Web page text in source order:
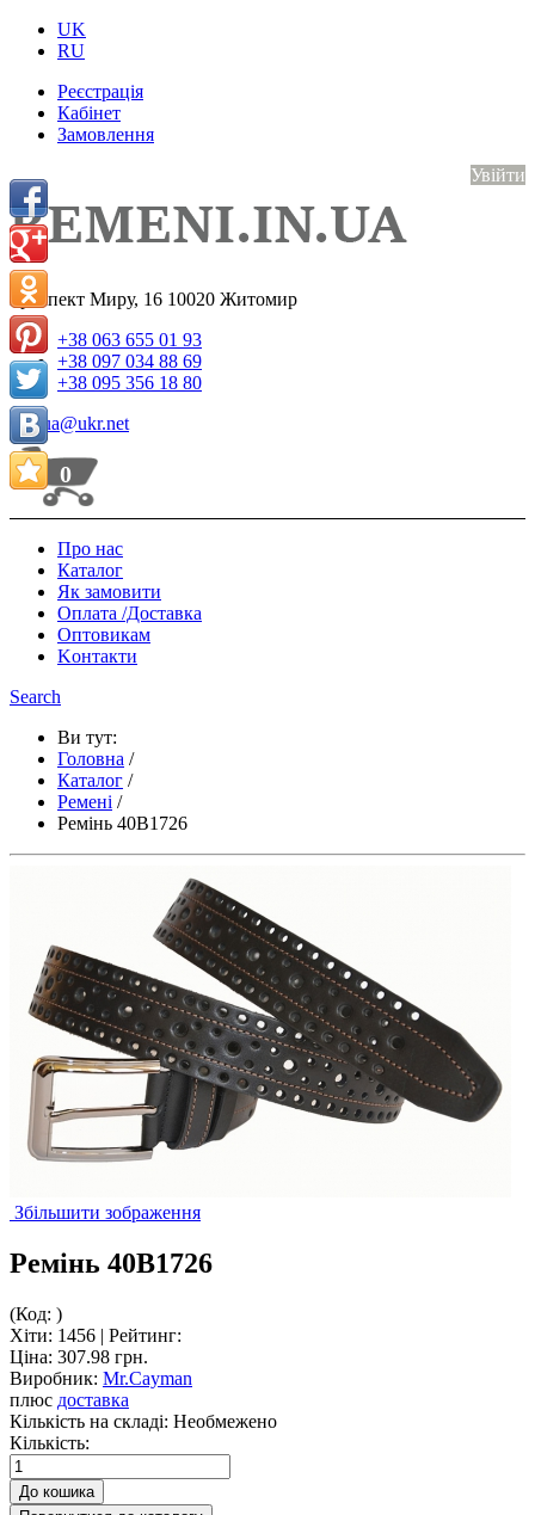
UK
RU
Реєстрація
Кабінет
Замовлення
Увійти
проспект Миру, 16 10020 Житомир
+38 063 655 01 93
+38 097 034 88 69
+38 095 356 18 80
belt.ua@ukr.net
0
Про нас
Каталог
Як замовити
Оплата /Доставка
Оптовикам
Kонтакти
Search
Ви тут:
Головна /
Каталог /
Ремені /
Ремінь 40B1726
Збільшити зображення
Ремінь 40B1726
(Код: )
Хіти: 1456 | Рейтинг:
Ціна: 307.98 грн.
Виробник: Mr.Cayman
плюс доставка
Кількість на складі: Необмежено
Кількість: